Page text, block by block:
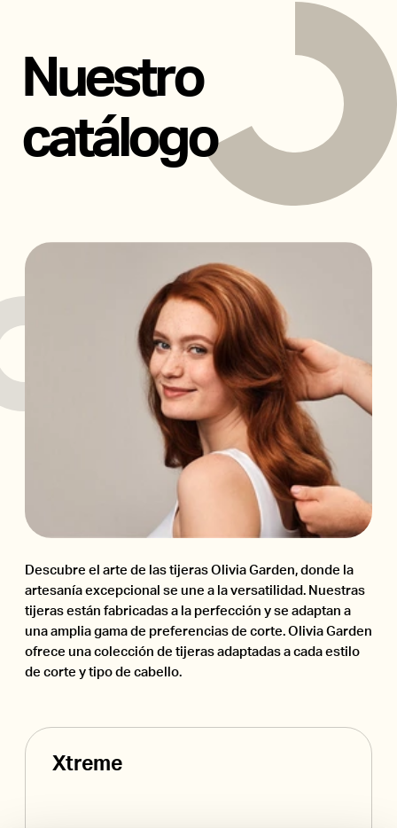
Accesorios
Nuestro
catálogo
Descubre el arte de las tijeras Olivia Garden, donde la
artesanía excepcional se une a la versatilidad. Nuestras
tijeras están fabricadas a la perfección y se adaptan a
una amplia gama de preferencias de corte. Olivia Garden
ofrece una colección de tijeras adaptadas a cada estilo
de corte y tipo de cabello.
Xtreme